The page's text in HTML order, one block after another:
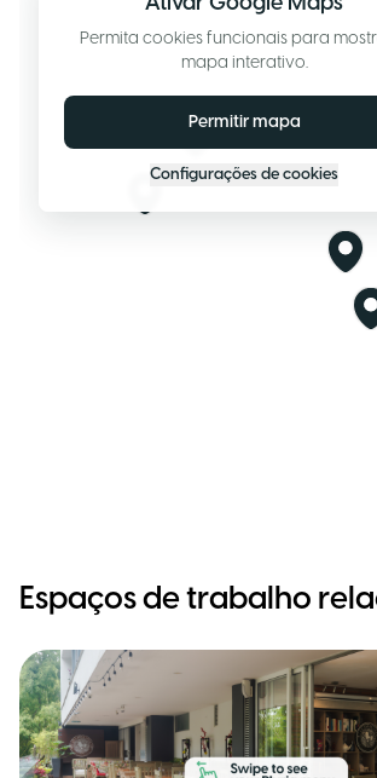
Permita cookies funcionais para
mapa interativo.
Permitir mapa
Configurações de cookies
Espaços de trabalho